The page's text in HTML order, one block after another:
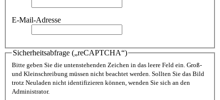
E-Mail-Adresse
Sicherheitsabfrage („reCAPTCHA“)
Bitte geben Sie die untenstehenden Zeichen in das leere Feld ein. Groß-
und Kleinschreibung müssen nicht beachtet werden. Sollten Sie das Bild
trotz Neuladen nicht identifizieren können, wenden Sie sich an den
Administrator.